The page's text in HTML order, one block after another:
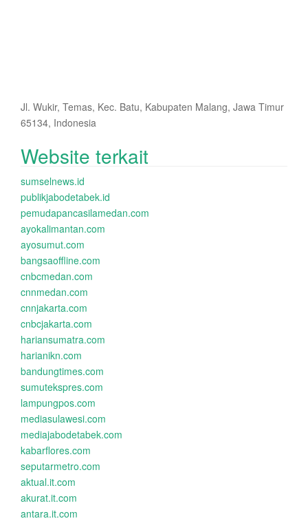
Jl. Wukir, Temas, Kec. Batu, Kabupaten Malang, Jawa Timur
65134, Indonesia
Website terkait
sumselnews.id
publikjabodetabek.id
pemudapancasilamedan.com
ayokalimantan.com
ayosumut.com
bangsaoffline.com
cnbcmedan.com
cnnmedan.com
cnnjakarta.com
cnbcjakarta.com
hariansumatra.com
harianikn.com
bandungtimes.com
sumutekspres.com
lampungpos.com
mediasulawesi.com
mediajabodetabek.com
kabarflores.com
seputarmetro.com
aktual.it.com
akurat.it.com
antara.it.com